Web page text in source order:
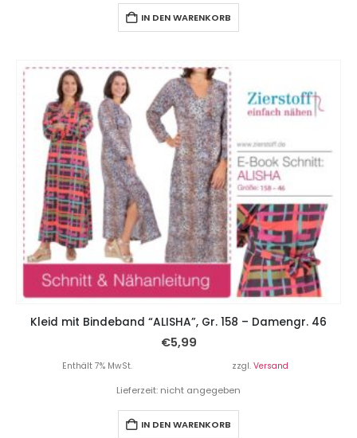
IN DEN WARENKORB
Kleid mit Bindeband “ALISHA”, Gr. 158 – Damengr. 46
€5,99
Enthält 7% MwSt. zzgl. Versand
Lieferzeit: nicht angegeben
IN DEN WARENKORB